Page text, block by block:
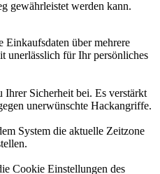
gewährleistet werden kann.
Einkaufsdaten über mehrere
unerlässlich für Ihr persönliches
Sicherheit bei. Es verstärkt
unerwünschte Hackangriffe.
System die aktuelle Zeitzone
Cookie Einstellungen des